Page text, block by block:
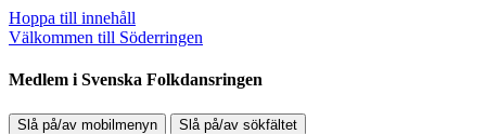
Hoppa till innehåll
Välkommen till Söderringen
Medlem i Svenska Folkdansringen
Slå på/av mobilmenyn Slå på/av sökfältet